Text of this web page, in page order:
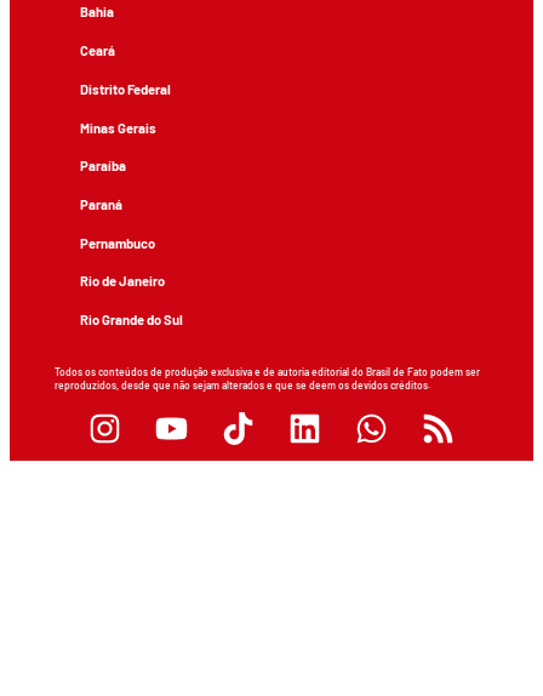
Bahia
Ceará
Distrito Federal
Minas Gerais
Paraíba
Paraná
Pernambuco
Rio de Janeiro
Rio Grande do Sul
Todos os conteúdos de produção exclusiva e de autoria editorial do Brasil de Fato podem ser
reproduzidos, desde que não sejam alterados e que se deem os devidos créditos.